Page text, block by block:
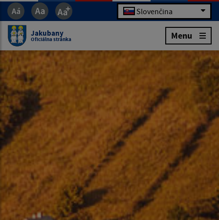
Slovenčina
Jakubany
Oficiálna stránka Menu